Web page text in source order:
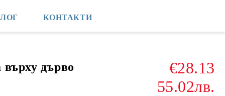
КОНТАКТИ
дърво
€28.13
55.02лв.